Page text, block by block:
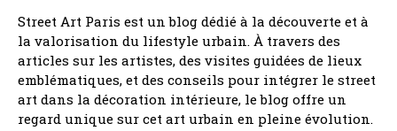
Street Art Paris est un blog dédié à la découverte et à
la valorisation du lifestyle urbain. À travers des
articles sur les artistes, des visites guidées de lieux
emblématiques, et des conseils pour intégrer le street
art dans la décoration intérieure, le blog offre un
regard unique sur cet art urbain en pleine évolution.